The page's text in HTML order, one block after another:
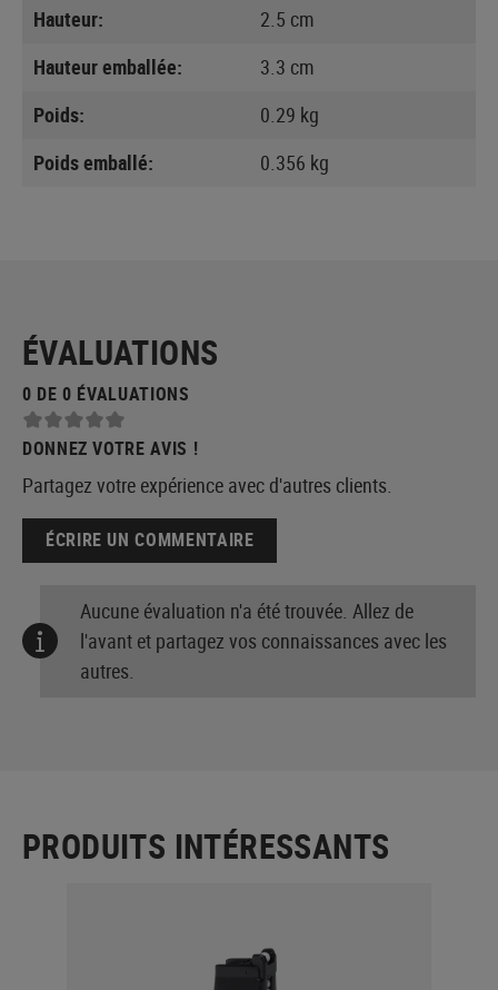
Hauteur:
2.5 cm
Hauteur emballée:
3.3 cm
Poids:
0.29 kg
Poids emballé:
0.356 kg
ÉVALUATIONS
0 DE 0 ÉVALUATIONS
DONNEZ VOTRE AVIS !
Partagez votre expérience avec d'autres clients.
ÉCRIRE UN COMMENTAIRE
Aucune évaluation n'a été trouvée. Allez de
l'avant et partagez vos connaissances avec les
autres.
PRODUITS INTÉRESSANTS